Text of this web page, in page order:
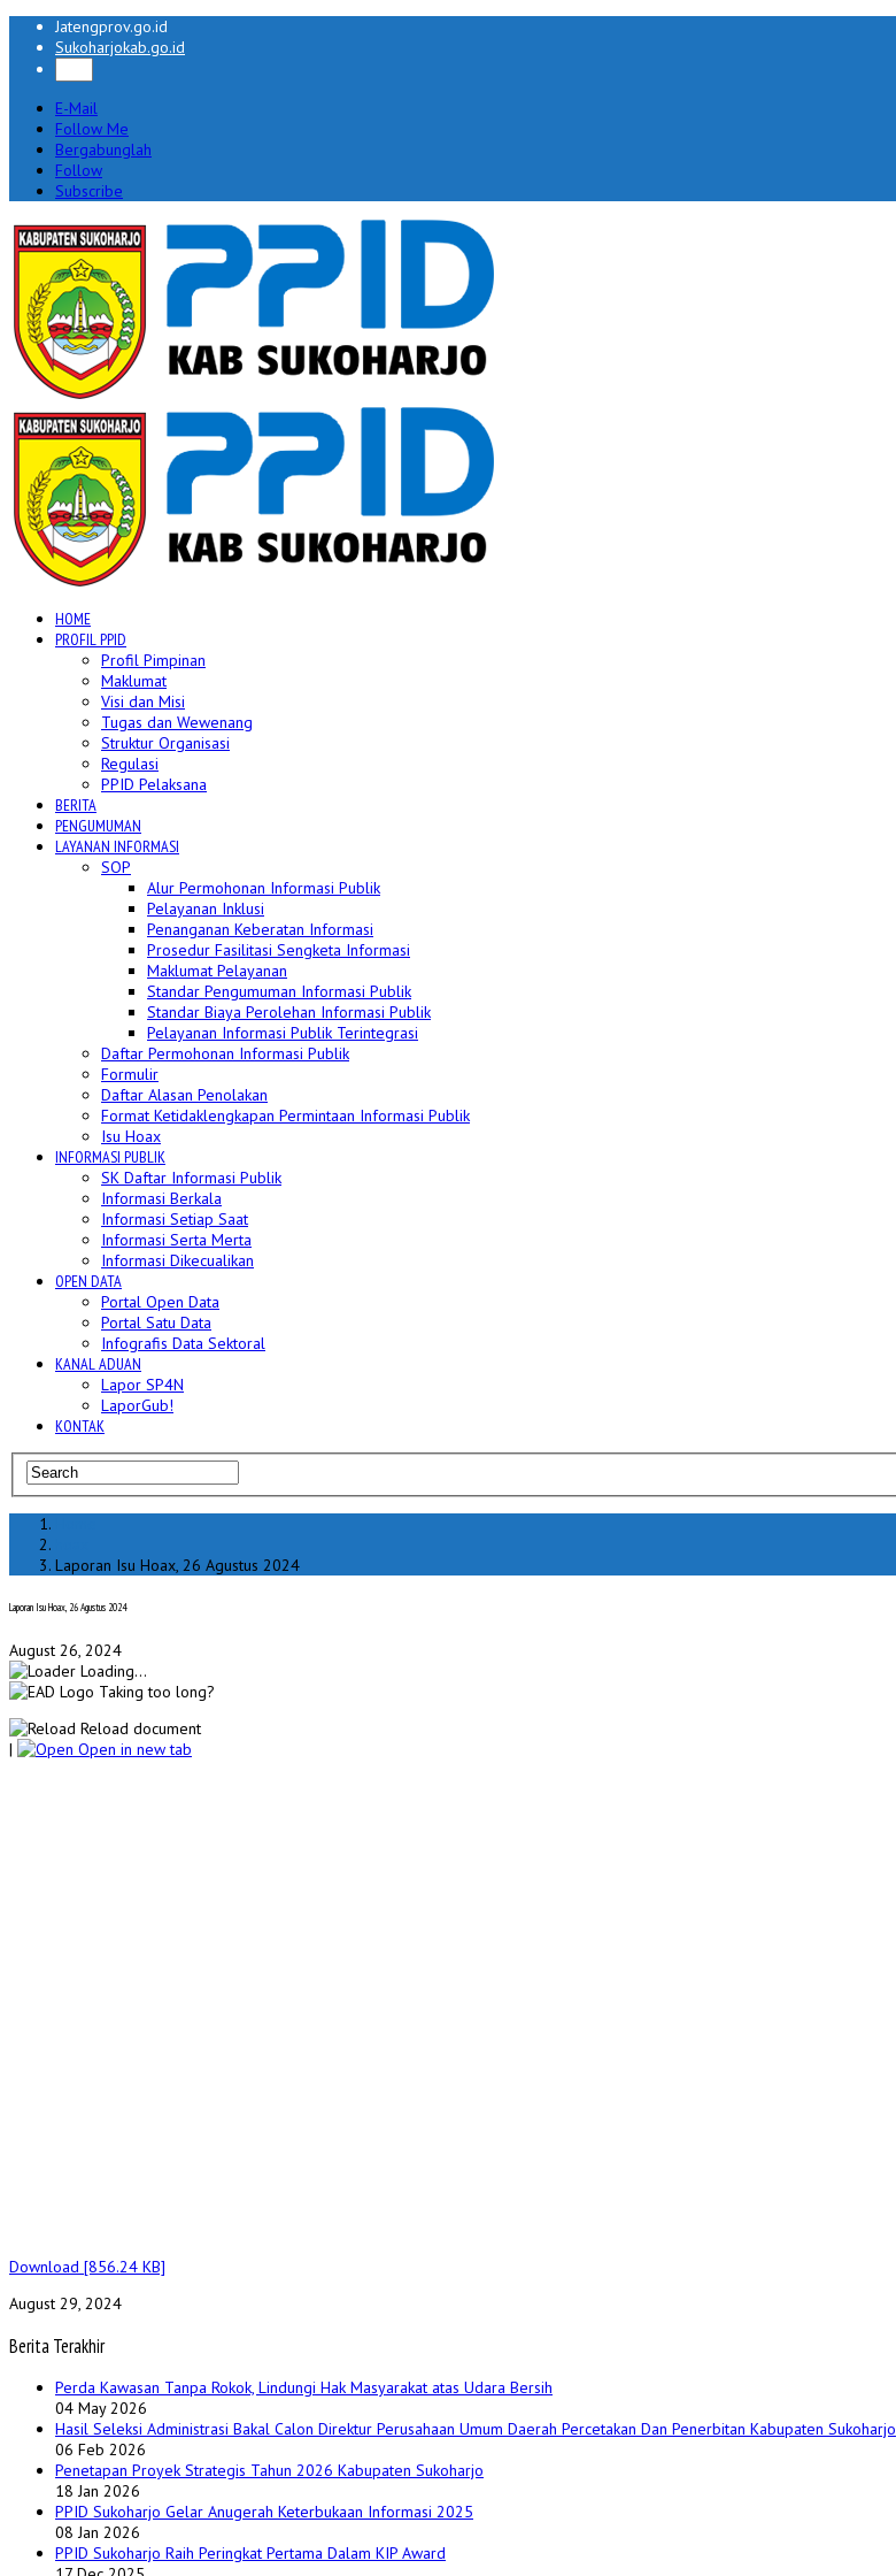
Jatengprov.go.id
Sukoharjokab.go.id
E-Mail
Follow Me
Bergabunglah
Follow
Subscribe
HOME
PROFIL PPID
Profil Pimpinan
Maklumat
Visi dan Misi
Tugas dan Wewenang
Struktur Organisasi
Regulasi
PPID Pelaksana
BERITA
PENGUMUMAN
LAYANAN INFORMASI
SOP
Alur Permohonan Informasi Publik
Pelayanan Inklusi
Penanganan Keberatan Informasi
Prosedur Fasilitasi Sengketa Informasi
Maklumat Pelayanan
Standar Pengumuman Informasi Publik
Standar Biaya Perolehan Informasi Publik
Pelayanan Informasi Publik Terintegrasi
Daftar Permohonan Informasi Publik
Formulir
Daftar Alasan Penolakan
Format Ketidaklengkapan Permintaan Informasi Publik
Isu Hoax
INFORMASI PUBLIK
SK Daftar Informasi Publik
Informasi Berkala
Informasi Setiap Saat
Informasi Serta Merta
Informasi Dikecualikan
OPEN DATA
Portal Open Data
Portal Satu Data
Infografis Data Sektoral
KANAL ADUAN
Lapor SP4N
LaporGub!
KONTAK
Laporan Isu Hoax, 26 Agustus 2024
Laporan Isu Hoax, 26 Agustus 2024
August 26, 2024
Loading...
Taking too long?
Reload document
|
Open in new tab
Download [856.24 KB]
August 29, 2024
Berita Terakhir
Perda Kawasan Tanpa Rokok, Lindungi Hak Masyarakat atas Udara Bersih
04 May 2026
Hasil Seleksi Administrasi Bakal Calon Direktur Perusahaan Umum Daerah Percetakan Dan Penerbitan Kabupaten Sukoharjo
06 Feb 2026
Penetapan Proyek Strategis Tahun 2026 Kabupaten Sukoharjo
18 Jan 2026
PPID Sukoharjo Gelar Anugerah Keterbukaan Informasi 2025
08 Jan 2026
PPID Sukoharjo Raih Peringkat Pertama Dalam KIP Award